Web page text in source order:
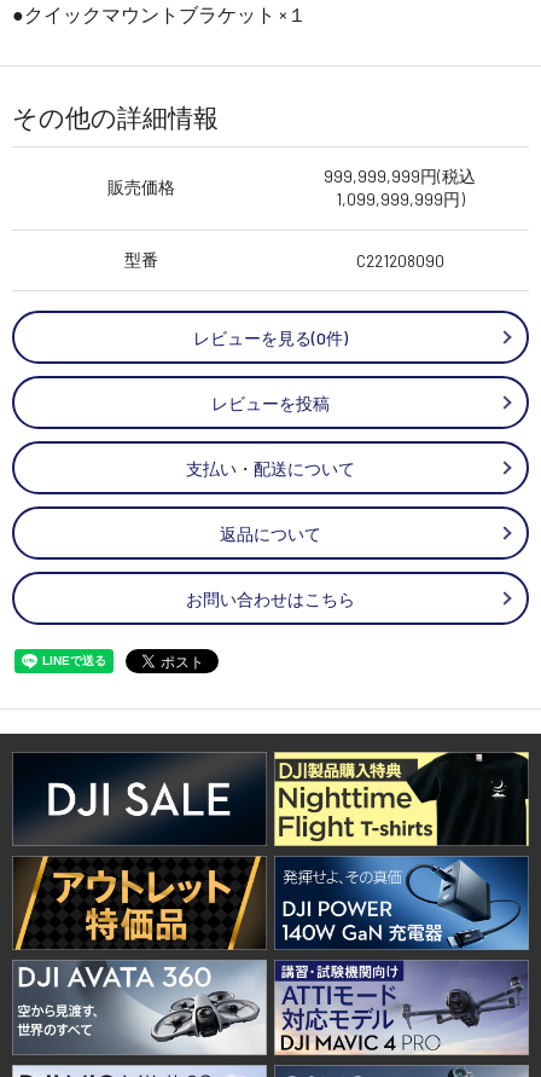
クイックマウントブラケット ×１
その他の詳細情報
販売価格
999,999,999円(税込
1,099,999,999円)
型番 C221208090
レビューを見る(0件)
レビューを投稿
支払い・配送について
返品について
お問い合わせはこちら